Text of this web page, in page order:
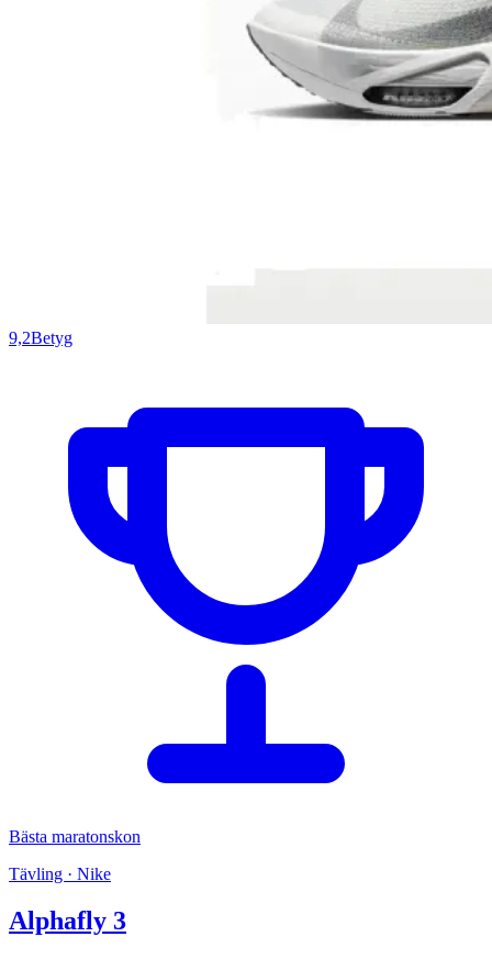
9,2Betyg
Bästa maratonskon
Tävling · Nike
Alphafly 3